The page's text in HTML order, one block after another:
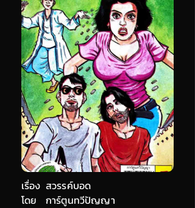
เรื่อง สวรรค์บอด
การ์ตูนทวีปัญญา
โดย